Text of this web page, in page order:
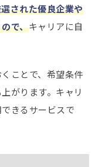
された優良企業や
で、キャリアに自
ことで、希望条件
がります。キャリ
きるサービスで